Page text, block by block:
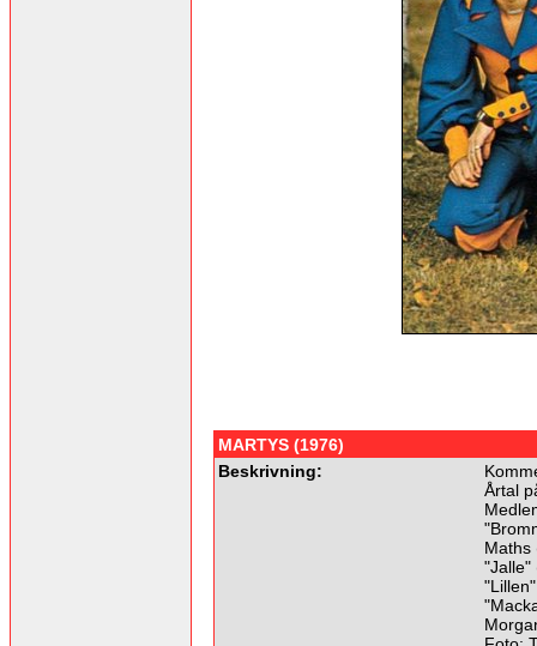
MARTYS (1976)
Beskrivning:
Årtal
Maths
"Jalle"